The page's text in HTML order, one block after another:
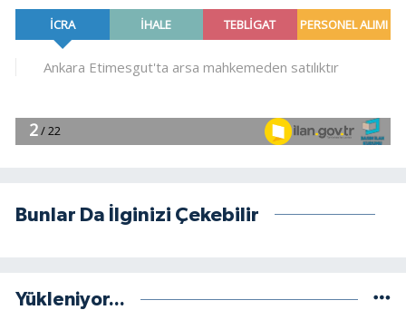
Bunlar Da İlginizi Çekebilir
Yükleniyor...